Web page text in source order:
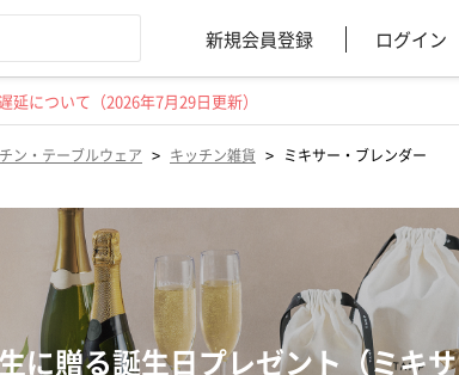
新規会員登録 ログイン
について（2026年7月29日更新）
ン・テーブルウェア > キッチン雑貨 > ミキサー・ブレンダー
に贈る誕生日プレゼント（ミキ